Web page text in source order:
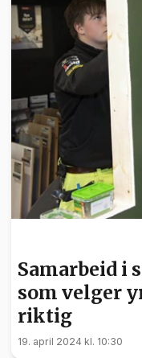
Samarbeid i
som velger
riktig
19. april 2024 kl. 10:30